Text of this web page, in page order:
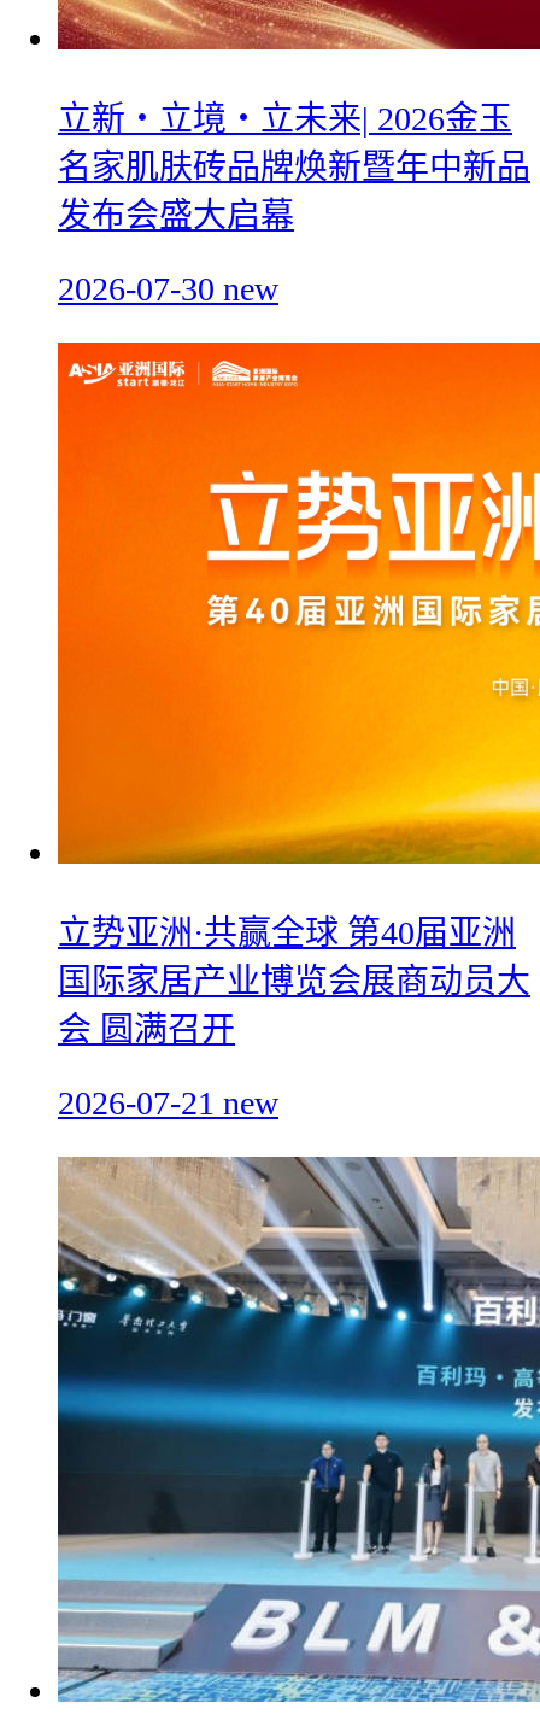
立新・立境・立未来| 2026金玉
名家肌肤砖品牌焕新暨年中新品
发布会盛大启幕
2026-07-30 new
立势亚洲·共赢全球 第40届亚洲
国际家居产业博览会展商动员大
会 圆满召开
2026-07-21 new